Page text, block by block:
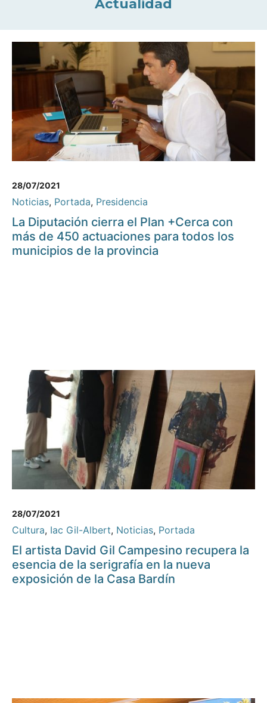
Actualidad
28/07/2021
Noticias, Portada, Presidencia
La Diputación cierra el Plan +Cerca con
más de 450 actuaciones para todos los
municipios de la provincia
28/07/2021
Cultura, Iac Gil-Albert, Noticias, Portada
El artista David Gil Campesino recupera la
esencia de la serigrafía en la nueva
exposición de la Casa Bardín